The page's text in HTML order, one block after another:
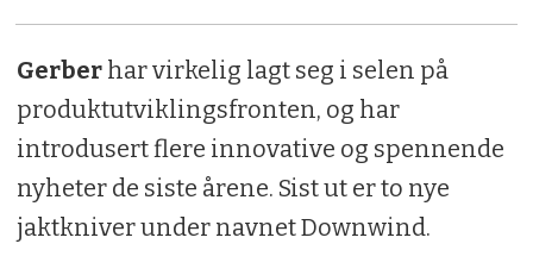
Gerber har virkelig lagt seg i selen på
produktutviklingsfronten, og har
introdusert flere innovative og spennende
nyheter de siste årene. Sist ut er to nye
jaktkniver under navnet Downwind.